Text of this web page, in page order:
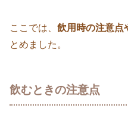
ここでは、 飲用時の注意点
とめました。
飲むときの注意点